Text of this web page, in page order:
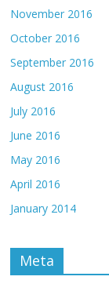
November 2016
October 2016
September 2016
August 2016
July 2016
June 2016
May 2016
April 2016
January 2014
Meta